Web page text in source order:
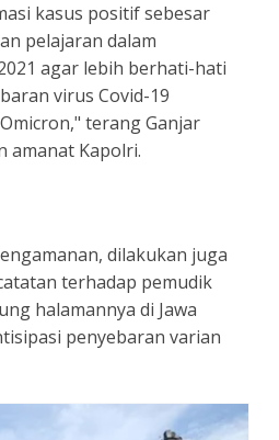
kasus positif sebesar
pelajaran dalam
agar lebih berhati-hati
virus Covid-19
terang Ganjar
amanat Kapolri.
dilakukan juga
terhadap pemudik
halamannya di Jawa
penyebaran varian